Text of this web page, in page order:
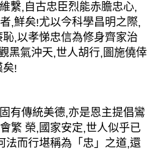
繫, 自古忠臣烈能赤膽忠心,
,鮮矣!尤以今科學昌明之際,
恥,以孝悌忠信為修身齊家治
黑氣沖天,世人胡行, 圖施僥倖
矣!
有傳統美德,亦是恩主提倡鸞
繁 榮, 國家安定,世人似乎已
法而行堪稱為「忠」之道,還